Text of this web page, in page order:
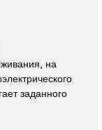
на
заданного